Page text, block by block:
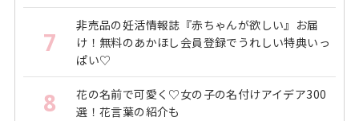
7
非売品の妊活情報誌『赤ちゃんが欲しい』お届
け！無料のあかほし会員登録でうれしい特典いっ
ぱい♡
8
花の名前で可愛く♡女の子の名付けアイデア300
選！花言葉の紹介も